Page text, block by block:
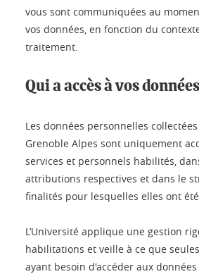
vous sont communiquées au
vos données, en fonction du
traitement.
Qui a accès à vos
Les données personnelles
Grenoble Alpes sont uniquement
services et personnels habilités,
attributions respectives et dans le
finalités pour lesquelles elles ont
L’Université applique une gestion
habilitations et veille à ce que
ayant besoin d'accéder aux